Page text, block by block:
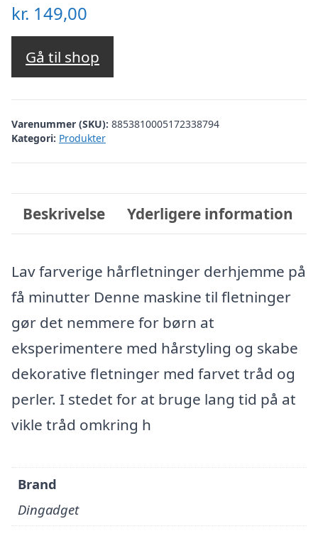
kr. 149,00
Gå til shop
Varenummer (SKU): 8853810005172338794
Kategori: Produkter
Beskrivelse Yderligere information
Lav farverige hårfletninger derhjemme på
få minutter Denne maskine til fletninger
gør det nemmere for børn at
eksperimentere med hårstyling og skabe
dekorative fletninger med farvet tråd og
perler. I stedet for at bruge lang tid på at
vikle tråd omkring h
Brand
Dingadget